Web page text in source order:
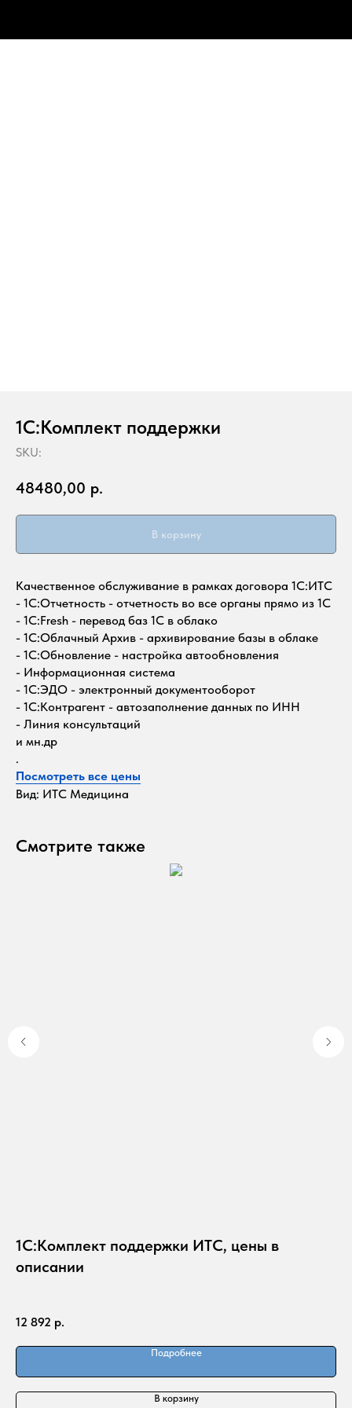
1С:Комплект поддержки
SKU:
48480,00 р.
В корзину
Качественное обслуживание в рамках договора 1С:ИТС
- 1С:Отчетность - отчетность во все органы прямо из 1С
- 1С:Fresh - перевод баз 1С в облако
- 1С:Облачный Архив - архивирование базы в облаке
- 1С:Обновление - настройка автообновления
- Информационная система
- 1C:ЭДО - электронный документооборот
- 1С:Контрагент - автозаполнение данных по ИНН
- Линия консультаций
и мн.др
.
Посмотреть все цены
Вид: ИТС Медицина
Смотрите также
1С:Комплект поддержки ИТС, цены в
описании
12 892 р.
Подробнее
В корзину